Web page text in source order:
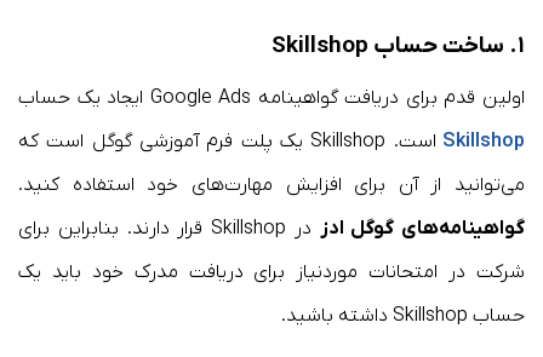
۱. ساخت حساب Skillshop
اولین قدم برای دریافت گواهینامه Google Ads ایجاد یک حساب
Skillshop
است. Skillshop یک پلت فرم آموزشی گوگل است که
می‌توانید از آن برای افزایش مهارت‌های خود استفاده کنید.
گواهینامه‌های گوگل ادز
در Skillshop قرار دارند. بنابراین برای
شرکت در امتحانات موردنیاز برای دریافت مدرک خود باید یک
حساب Skillshop داشته باشید.